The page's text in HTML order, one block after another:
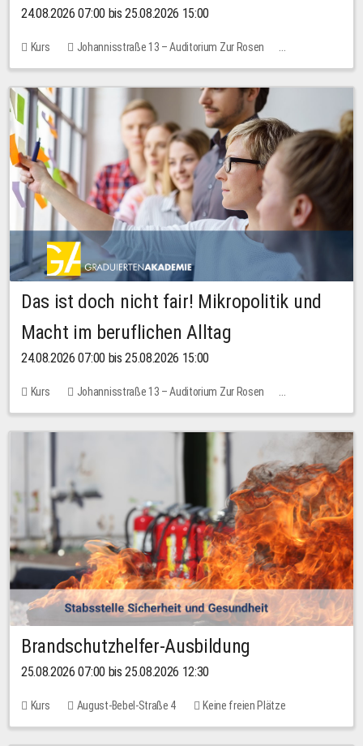
24.08.2026 07:00 bis 25.08.2026 15:00
Kurs
Johannisstraße 13 – Auditorium Zur Rosen
Keine freien Plätze
Das ist doch nicht fair! Mikropolitik und
Macht im beruflichen Alltag
24.08.2026 07:00 bis 25.08.2026 15:00
Kurs
Johannisstraße 13 – Auditorium Zur Rosen
Keine freien Plätze
30,00 EUR
Brandschutzhelfer-Ausbildung
25.08.2026 07:00 bis 25.08.2026 12:30
Kurs August-Bebel-Straße 4 Keine freien Plätze